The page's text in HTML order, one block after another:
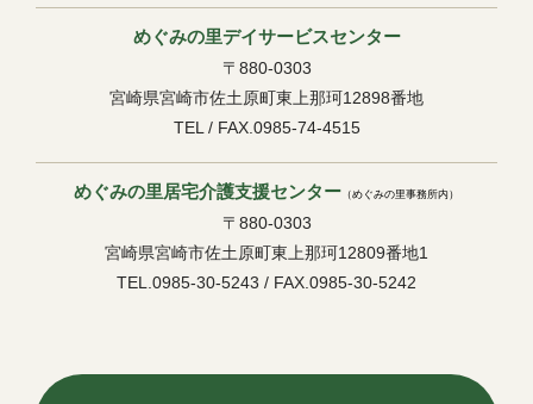
めぐみの里デイサービスセンター
〒880-0303
宮崎県宮崎市佐土原町東上那珂12898番地
TEL / FAX.0985-74-4515
めぐみの里居宅介護支援センター （めぐみの里事務所内）
〒880-0303
宮崎県宮崎市佐土原町東上那珂12809番地1
TEL.0985-30-5243 / FAX.0985-30-5242